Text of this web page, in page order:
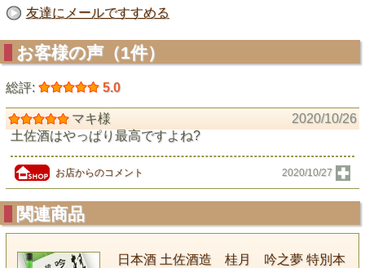
友達にメールですすめる
お客様の声（1件）
総評: 5.0
マキ様
2020/10/26
土佐酒はやっぱり最高ですよね?
お店からのコメント 2020/10/27
関連商品
日本酒 土佐酒造 桂月 吟之夢 特別本